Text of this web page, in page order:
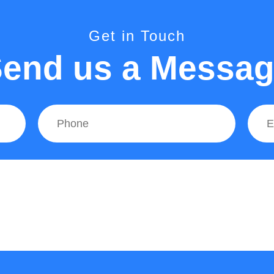
Get in Touch
us a